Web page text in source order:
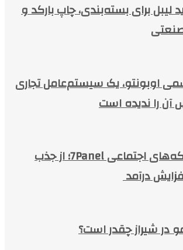
لیبل برای بسته‌بندی، چاپ بارکد و
اوبونتو، یک سیستم‌عامل تجاری
را ندیده است
خدمات شبکه‌های اجتماعی 7Panel؛ از جذب
درآمد
در شیراز چقدر است؟